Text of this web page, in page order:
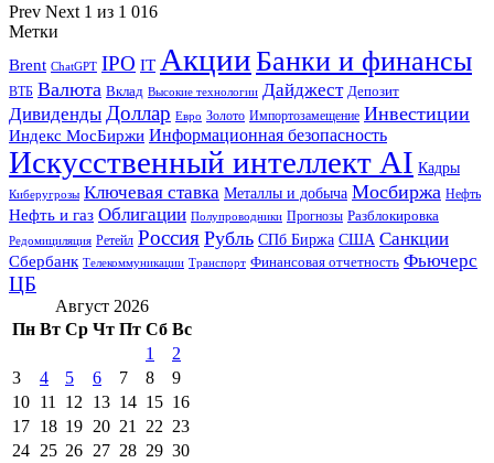
Prev Next 1 из 1 016
Метки
Brent ChatGPT IPO IT АкцииБанки и финансы
ВТБ Валюта Вклад Высокие технологии Дайджест Депозит
Дивиденды Доллар Евро Золото Импортозамещение Инвестиции
Индекс МосБиржи Информационная безопасность
Искусственный интеллект AI Кадры
Киберугрозы Ключевая ставка Металлы и добыча Мосбиржа Нефть
Нефть и газ Облигации Полупроводники Прогнозы Разблокировка
Редомициляция Ретейл Россия Рубль СПб Биржа США Санкции
Сбербанк Телекоммуникации Транспорт Финансовая отчетность Фьючерс
ЦБ
Август 2026
Пн Вт Ср Чт Пт Сб Вс
1
2
3
4 5 6 7 8
9
10 11 12 13 14 15 16
17 18 19 20 21 22 23
24 25 26 27 28 29 30